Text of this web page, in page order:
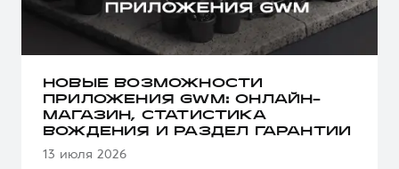
НОВЫЕ ВОЗМОЖНОСТИ
ПРИЛОЖЕНИЯ GWM: ОНЛАЙН-
МАГАЗИН, СТАТИСТИКА
ВОЖДЕНИЯ И РАЗДЕЛ ГАРАНТИИ
13 июля 2026